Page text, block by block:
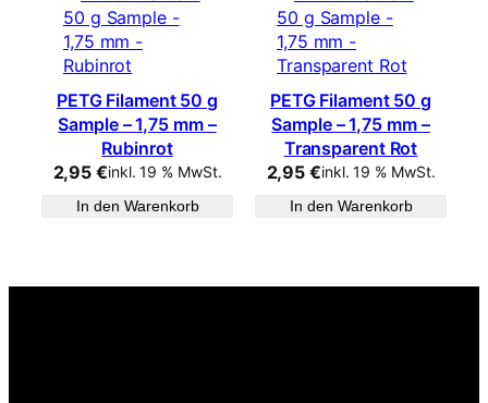
PETG Filament 50 g
Sample – 1,75 mm –
Rubinrot
2,95€inkl. 19 % MwSt.
In den Warenkorb
PETG Filament 50 g
Sample – 1,75 mm –
Transparent Rot
2,95€inkl. 19 % MwSt.
In den Warenkorb